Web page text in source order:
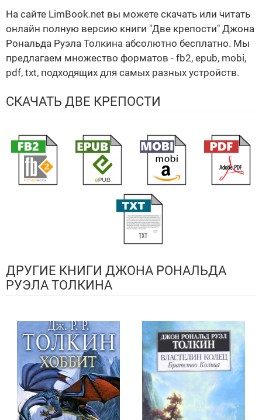
На сайте LimBook.net вы можете скачать или читать
онлайн полную версию книги "Две крепости" Джона
Рональда Руэла Толкина абсолютно бесплатно. Мы
предлагаем множество форматов - fb2, epub, mobi,
pdf, txt, подходящих для самых разных устройств.
СКАЧАТЬ ДВЕ КРЕПОСТИ
ДРУГИЕ КНИГИ ДЖОНА РОНАЛЬДА
РУЭЛА ТОЛКИНА